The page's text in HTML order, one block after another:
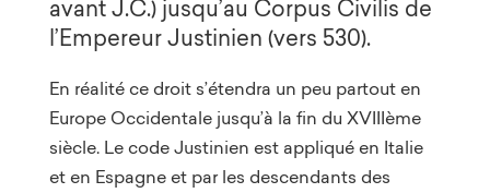
avant J.C.) jusqu’au Corpus Civilis de
l’Empereur Justinien (vers 530).
En réalité ce droit s’étendra un peu partout en
Europe Occidentale jusqu’à la fin du XVIIIème
siècle. Le code Justinien est appliqué en Italie
et en Espagne et par les descendants des